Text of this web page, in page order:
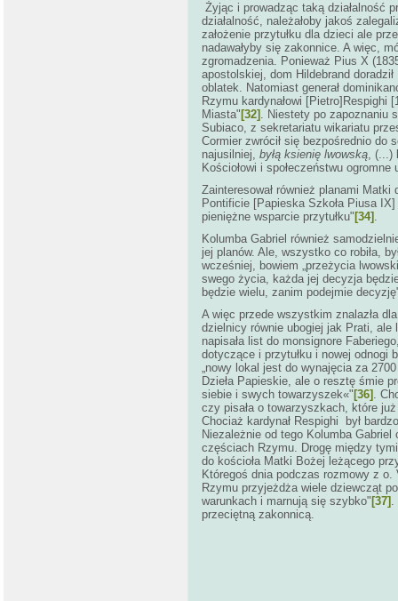
Żyjąc i prowadząc taką działalność
działalność, należałoby jakoś
założenie przytułku dla dzieci ale
nadawałyby się zakonnice. A więc,
zgromadzenia. Ponieważ Pius X
apostolskiej, dom Hildebrand
oblatek. Natomiast generał
Rzymu kardynałowi [Pietro]Respighi
Miasta" [32] . Niestety po zapoznaniu
Subiaco, z sekretariatu wikariatu
Cormier zwrócił się bezpośrednio do
najusilniej, byłą ksienię lwowską, (...)
Kościołowi i społeczeństwu ogromne
Zainteresował również planami
Pontificie [Papieska Szkoła Piusa
pieniężne wsparcie przytułku" [34] .
Kolumba Gabriel również
jej planów. Ale, wszystko co robiła,
wcześniej, bowiem „przeżycia
swego życia, każda jej decyzja
będzie wielu, zanim podejmie
A więc przede wszystkim znalazła
dzielnicy równie ubogiej jak Prati,
napisała list do monsignore
dotyczące i przytułku i nowej odnogi
„nowy lokal jest do wynajęcia za
Dzieła Papieskie, ale o resztę śmie
siebie i swych towarzyszek«" [36] .
czy pisała o towarzyszkach, które
Chociaż kardynał Respighi był
Niezależnie od tego Kolumba
częściach Rzymu. Drogę między
do kościoła Matki Bożej leżącego
Któregoś dnia podczas rozmowy z o.
Rzymu przyjeżdża wiele dziewcząt
warunkach i marnują się szybko" [37] .
przeciętną zakonnicą.